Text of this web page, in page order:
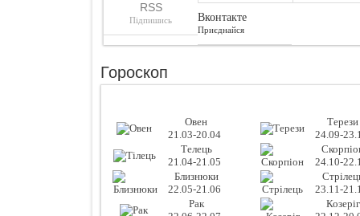
RSS
Підпишись Вконтакте
Приєднайся
Гороскоп
Овен
21.03-20.04
Терези
24.09-
Телець
21.04-21.05
24.10-
Близнюки
22.05-21.06
23.11-
Рак
Козеріг